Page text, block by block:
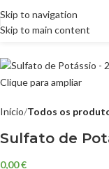
Skip to navigation
Skip to main content
Clique para ampliar
Início Todos os
Sulfato de
0,00€